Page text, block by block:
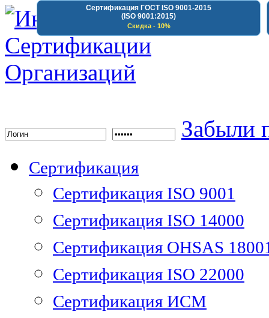
Сертификация ГОСТ ISO 9001-2015
(ISO 9001:2015)
Скидка - 10%
Забыли
Сертификация
Сертификация ISO 9001
Сертификация ISO 14000
Сертификация OHSAS
Сертификация ISO 22000
Сертификация ИСМ